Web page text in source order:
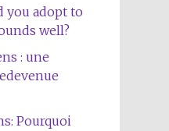
you adopt to
well?
: une
Pourquoi